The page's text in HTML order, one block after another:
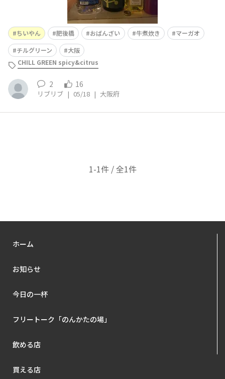
ちいやん 肥後橋 おばんざい 牛煮炊き
マーガオ
チルグリーン
大阪
CHILL GREEN spicy&citrus
2 16
リブリブ | 05/18 | 大阪府
1-1件 / 全1件
ホーム
お知らせ
今日の一杯
フリートーク「のんかたの場」
飲める店
買える店